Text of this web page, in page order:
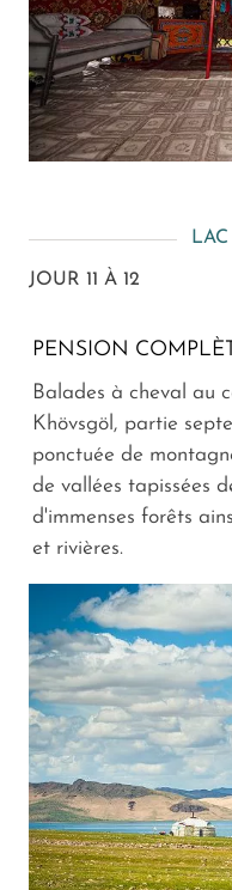
JOUR 11 À 12
PENSION
Balades à cheval au
Khövsgöl, partie
ponctuée de
de vallées tapissées
d'immenses forêts
et rivières.